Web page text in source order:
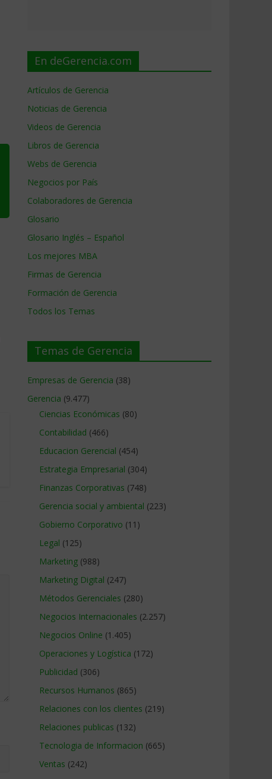
En deGerencia.com
Artículos de Gerencia
Noticias de Gerencia
Videos de Gerencia
Libros de Gerencia
Webs de Gerencia
Negocios por País
Colaboradores de Gerencia
Glosario
Glosario Inglés – Español
Los mejores MBA
Firmas de Gerencia
Formación de Gerencia
Todos los Temas
Temas de Gerencia
Empresas de Gerencia (38)
Gerencia (9.477)
Ciencias Económicas (80)
Contabilidad (466)
Educacion Gerencial (454)
Estrategia Empresarial (304)
Finanzas Corporativas (748)
Gerencia social y ambiental (223)
Gobierno Corporativo (11)
Legal (125)
Marketing (988)
Marketing Digital (247)
Métodos Gerenciales (280)
Negocios Internacionales (2.257)
Negocios Online (1.405)
Operaciones y Logística (172)
Publicidad (306)
Recursos Humanos (865)
Relaciones con los clientes (219)
Relaciones publicas (132)
Tecnologia de Informacion (665)
Ventas (242)